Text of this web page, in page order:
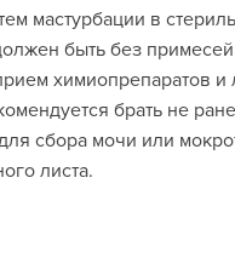
мастурбации в
быть без
химиопрепаратов
брать не
сбора мочи или
листа.